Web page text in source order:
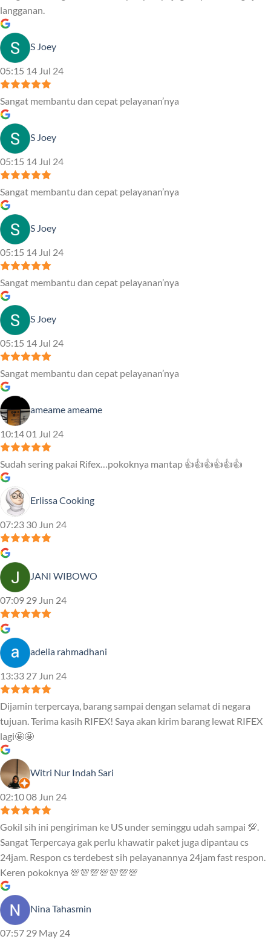
langganan.
S Joey
05:15 14 Jul 24
Sangat membantu dan cepat pelayanan’nya
S Joey
05:15 14 Jul 24
Sangat membantu dan cepat pelayanan’nya
S Joey
05:15 14 Jul 24
Sangat membantu dan cepat pelayanan’nya
S Joey
05:15 14 Jul 24
Sangat membantu dan cepat pelayanan’nya
ameame ameame
10:14 01 Jul 24
Sudah sering pakai Rifex…pokoknya mantap 👍👍👍👍👍👍
Erlissa Cooking
07:23 30 Jun 24
JANI WIBOWO
07:09 29 Jun 24
adelia rahmadhani
13:33 27 Jun 24
Dijamin terpercaya, barang sampai dengan selamat di negara
tujuan. Terima kasih RIFEX! Saya akan kirim barang lewat RIFEX
lagi🤩🤩
Witri Nur Indah Sari
02:10 08 Jun 24
Gokil sih ini pengiriman ke US under seminggu udah sampai 💯.
Sangat Terpercaya gak perlu khawatir paket juga dipantau cs
24jam. Respon cs terdebest sih pelayanannya 24jam fast respon.
Keren pokoknya 💯💯💯💯💯💯💯
Nina Tahasmin
07:57 29 May 24